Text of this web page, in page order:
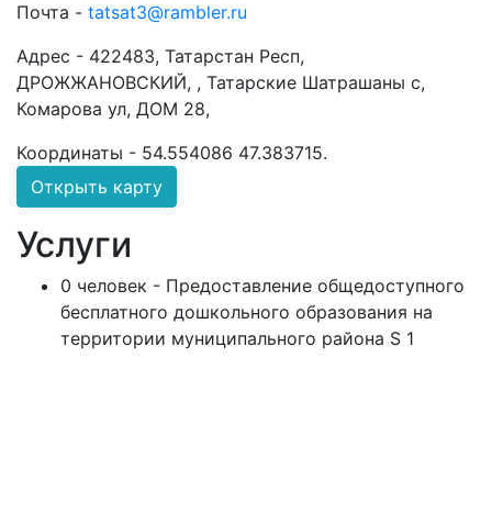
Почта - tatsat3@rambler.ru
Адрес - 422483, Татарстан Респ,
ДРОЖЖАНОВСКИЙ, , Татарские Шатрашаны с,
Комарова ул, ДОМ 28,
Координаты - 54.554086 47.383715.
Открыть карту
Услуги
0 человек - Предоставление общедоступного
бесплатного дошкольного образования на
территории муниципального района S 1